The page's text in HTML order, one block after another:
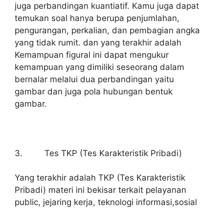
juga perbandingan kuantiatif. Kamu juga dapat
temukan soal hanya berupa penjumlahan,
pengurangan, perkalian, dan pembagian angka
yang tidak rumit. dan yang terakhir adalah
Kemampuan figural ini dapat mengukur
kemampuan yang dimiliki seseorang dalam
bernalar melalui dua perbandingan yaitu
gambar dan juga pola hubungan bentuk
gambar.
3. Tes TKP (Tes Karakteristik Pribadi)
Yang terakhir adalah TKP (Tes Karakteristik
Pribadi) materi ini bekisar terkait pelayanan
public, jejaring kerja, teknologi informasi,sosial